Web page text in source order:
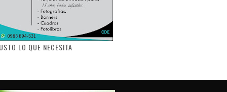
LO QUE NECESITA